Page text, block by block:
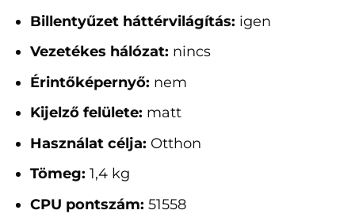
Billentyűzet háttérvilágítás: igen
Vezetékes hálózat: nincs
Érintőképernyő: nem
Kijelző felülete: matt
Használat célja: Otthon
Tömeg: 1,4 kg
CPU pontszám: 51558